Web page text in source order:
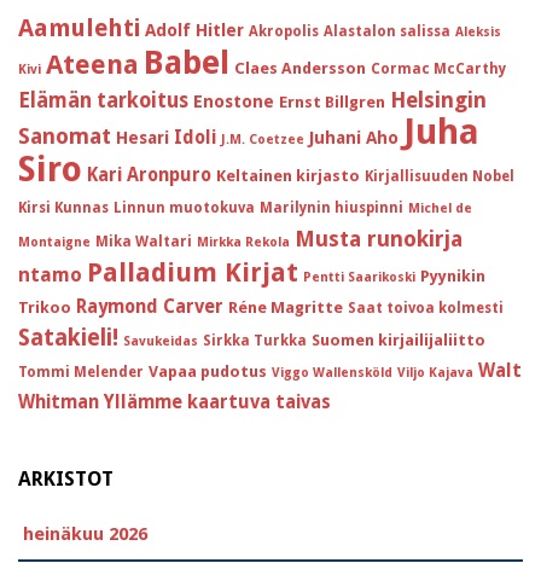
Aamulehti Adolf Hitler Akropolis Alastalon salissa Aleksis
Kivi Ateena Babel Claes Andersson Cormac McCarthy
Elämän tarkoitus Enostone Ernst Billgren Helsingin
Sanomat Hesari Idoli J.M. Coetzee Juhani Aho Juha
Siro Kari Aronpuro Keltainen kirjasto Kirjallisuuden Nobel
Kirsi Kunnas Linnun muotokuva Marilynin hiuspinni Michel de
Montaigne Mika Waltari Mirkka Rekola Musta runokirja
ntamo Palladium Kirjat Pentti Saarikoski Pyynikin
Trikoo Raymond Carver Réne Magritte Saat toivoa kolmesti
Satakieli! Savukeidas Sirkka Turkka Suomen kirjailijaliitto
Tommi Melender Vapaa pudotus Viggo Wallensköld Viljo Kajava Walt
Whitman Yllämme kaartuva taivas
ARKISTOT
heinäkuu 2026